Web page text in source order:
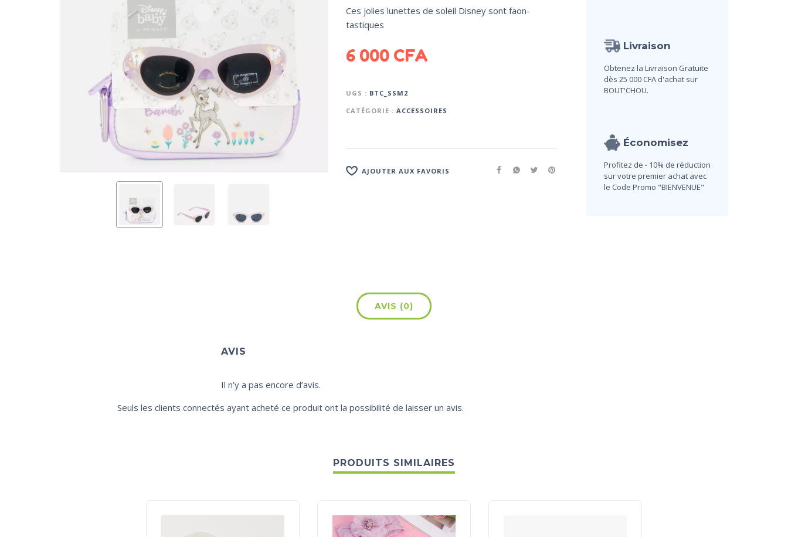
Ces jolies lunettes de soleil Disney sont faon-
tastiques
6 000 CFA
UGS : BTC_SSM2
CATÉGORIE : ACCESSOIRES
AJOUTER AUX FAVORIS
Livraison
Obtenez la Livraison Gratuite
dès 25 000 CFA d'achat sur
BOUT'CHOU.
Économisez
Profitez de - 10% de réduction
sur votre premier achat avec
le Code Promo "BIENVENUE"
AVIS (0)
AVIS
Il n’y a pas encore d’avis.
Seuls les clients connectés ayant acheté ce produit ont la possibilité de laisser un avis.
PRODUITS SIMILAIRES